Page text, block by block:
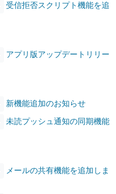
受信拒否スクリプト機能を追
アプリ版アップデートリリー
新機能追加のお知らせ
未読プッシュ通知の同期機能
メールの共有機能を追加しま